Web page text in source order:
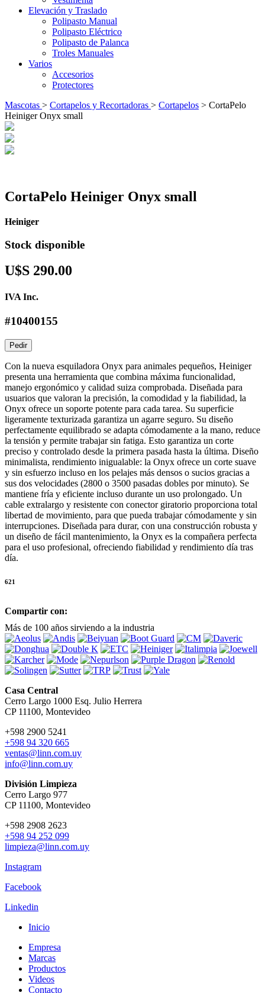
Elevación y Traslado
Polipasto Manual
Polipasto Eléctrico
Polipasto de Palanca
Troles Manuales
Varios
Accesorios
Protectores
Mascotas > Cortapelos y Recortadoras > Cortapelos > CortaPelo
Heiniger Onyx small
CortaPelo Heiniger Onyx small
Heiniger
Stock disponible
U$S 290.00
IVA Inc.
#10400155
Pedir
Con la nueva esquiladora Onyx para animales pequeños, Heiniger
presenta una herramienta que combina máxima funcionalidad,
manejo ergonómico y calidad suiza comprobada. Diseñada para
usuarios que valoran la precisión, la comodidad y la fiabilidad, la
Onyx ofrece un soporte potente para cada tarea. Su superficie
ligeramente texturizada garantiza un agarre seguro. Su diseño
perfectamente equilibrado se adapta cómodamente a la mano, reduce
la tensión y permite trabajar sin fatiga. Esto garantiza un corte
preciso y controlado desde la primera pasada hasta la última. Diseño
minimalista, rendimiento inigualable: la Onyx ofrece un corte suave
y sin esfuerzo incluso en los pelajes más densos o sucios gracias a
sus dos velocidades (2800 o 3500 pasadas dobles por minuto). Se
mantiene fría y eficiente incluso durante un uso prolongado. Un
cable extralargo y resistente con conector giratorio proporciona total
libertad de movimiento, para que pueda trabajar cómodamente y sin
interrupciones. Diseñada para durar, con una construcción robusta y
un diseño de fácil mantenimiento, la Onyx es la compañera perfecta
para el uso profesional, ofreciendo fiabilidad y rendimiento día tras
día.
621
Compartir con:
Más de 100 años sirviendo a la industria
Casa Central
Cerro Largo 1000 Esq. Julio Herrera
CP 11100, Montevideo
+598 2900 5241
+598 94 320 665
ventas@linn.com.uy
info@linn.com.uy
División Limpieza
Cerro Largo 977
CP 11100, Montevideo
+598 2908 2623
+598 94 252 099
limpieza@linn.com.uy
Instagram
Facebook
Linkedin
Inicio
Empresa
Marcas
Productos
Videos
Contacto